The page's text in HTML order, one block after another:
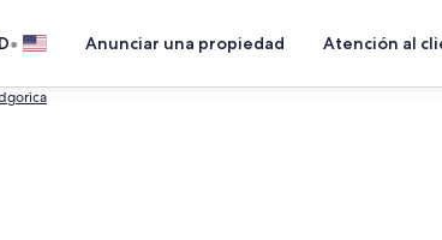
• Anunciar una propiedad Atención al